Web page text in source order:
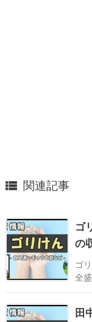
 関連記事
ゴ
の
ゴ
全
田